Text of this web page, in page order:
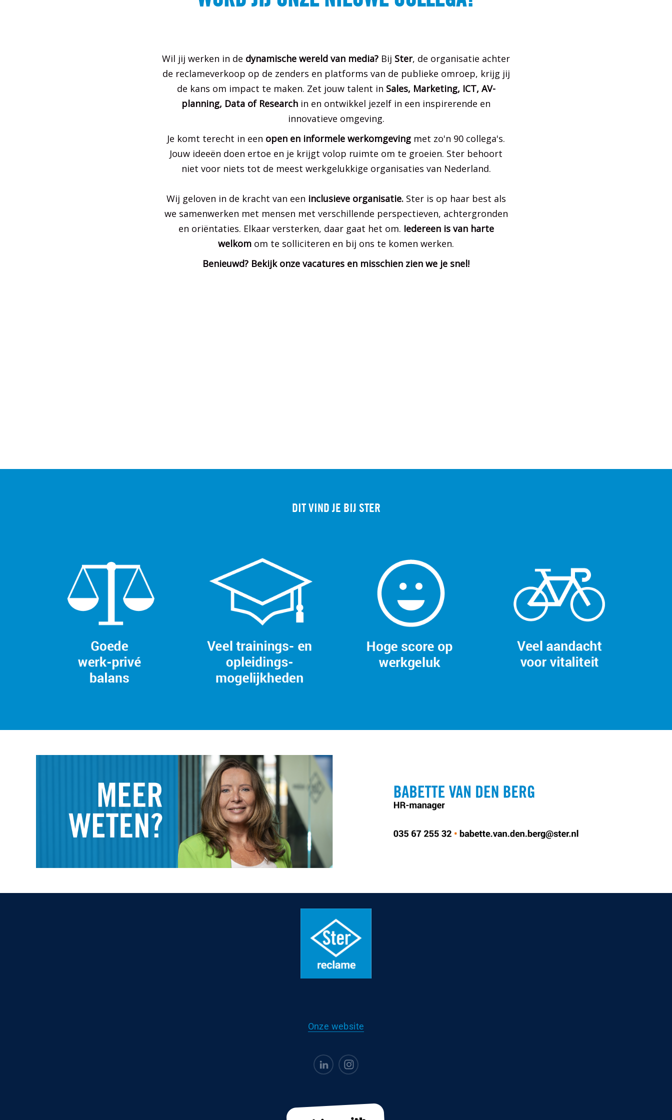
Wil jij werken in de dynamische wereld van media? Bij Ster, de organisatie achter
de reclameverkoop op de zenders en platforms van de publieke omroep, krijg jij
de kans om impact te maken. Zet jouw talent in Sales, Marketing, ICT, AV-
planning, Data of Research in en ontwikkel jezelf in een inspirerende en
innovatieve omgeving.
Je komt terecht in een open en informele werkomgeving met zo'n 90 collega's.
Jouw ideeën doen ertoe en je krijgt volop ruimte om te groeien. Ster behoort
niet voor niets tot de meest werkgelukkige organisaties van Nederland.
Wij geloven in de kracht van een inclusieve organisatie.Ster is op haar best als
we samenwerken met mensen met verschillende perspectieven, achtergronden
en oriëntaties. Elkaar versterken, daar gaat het om. Iedereen is van harte
welkom om te solliciteren en bij ons te komen werken.
Benieuwd? Bekijk onze vacatures en misschien zien we je snel!
DIT VIND JE BIJ STER
Onze website